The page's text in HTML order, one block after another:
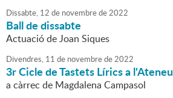
Dissabte, 12 de novembrede2022
Ball de dissabte
Actuació de Joan Siques
Divendres, 11 de novembrede2022
3r Cicle de Tastets Lírics a l'Ateneu
a càrrec de Magdalena Campasol